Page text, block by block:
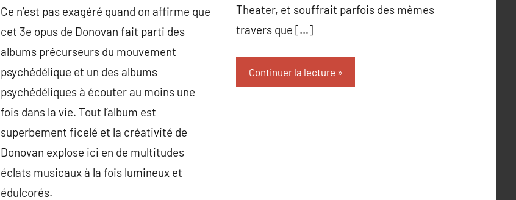
Ce n’est pas exagéré quand on affirme que
cet 3e opus de Donovan fait parti des
albums précurseurs du mouvement
psychédélique et un des albums
psychédéliques à écouter au moins une
fois dans la vie. Tout l’album est
superbement ficelé et la créativité de
Donovan explose ici en de multitudes
éclats musicaux à la fois lumineux et
édulcorés.
Theater, et souffrait parfois des mêmes
travers que […]
Continuer la lecture